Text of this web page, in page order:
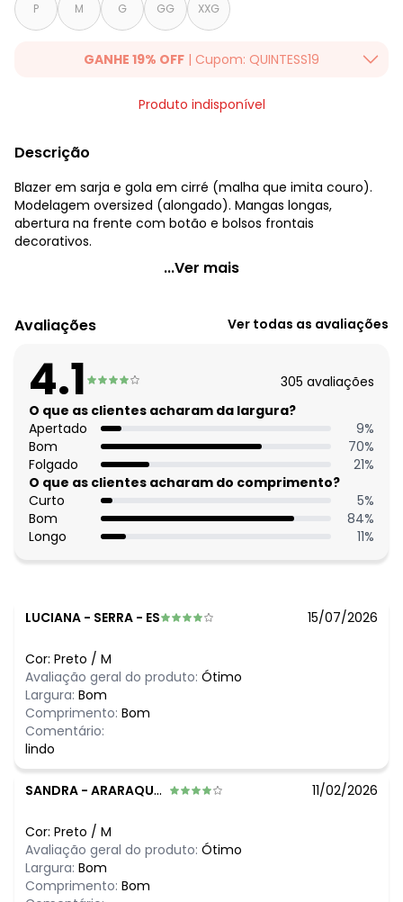
P M G GG XXG
GANHE 19% OFF | Cupom: QUINTESS19
QUINTESS19. Válido para toda loja Quintess, até 07/08/2026.
Produto indisponível
Descrição
Blazer em sarja e gola em cirré (malha que imita couro).
Modelagem oversized (alongado). Mangas longas,
abertura na frente com botão e bolsos frontais
decorativos.
Quintess - Blazer Alongado Branco
Modelagem: Solto
Comprimento da manga: Longa
Complemento: Recorte central nas costas
Observação: Alongado
Fechamento: Botão
Tecido: Sarja
Composição: Conforme imagem etiqueta
Histórico de preços
O preço apresentado abaixo é o menor oferecido em
algum dia do mês, para o menor tamanho disponível.
agosto/2026
N/D*
julho/2026 N/D*
abril/2026 N/D*
fevereiro/2026
...Ver mais
Avaliações Ver todas as avaliações
4.1 305 avaliações
O que as clientes acharam da largura?
Apertado
9%
Bom
70%
Folgado
21%
O que as clientes acharam do comprimento?
Curto
5%
Bom
84%
Longo
11%
LUCIANA - SERRA - ES 15/07/2026
Cor: Preto / M
Avaliação geral do produto: Ótimo
Largura: Bom
Comprimento: Bom
Comentário:
lindo
SANDRA - ARARAQUARA - SP 11/02/2026
Cor: Preto / M
Avaliação geral do produto: Ótimo
Largura: Bom
Comprimento: Bom